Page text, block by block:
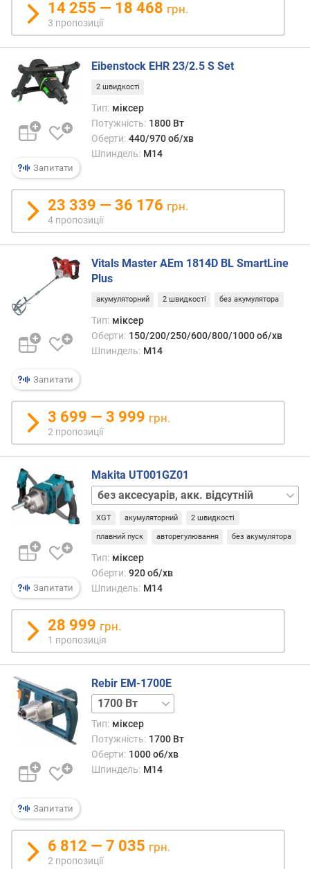
с
т
ь
(
к
.
с
)
о
р
и
с
у
і
с
ь
(
В
т
)
п
о
ж
в
а
а
п
т
і
с
т
В
т
р
і
в
е
14 255 — 18 468 грн.
3 пропозиції
Запитати
Eibenstock EHR 23/2.5 S Set
2 швидкості
Тип: міксер
Потужність: 1800 Вт
Оберти: 440/970 об/хв
Шпиндель: M14
23 339 — 36 176 грн.
4 пропозиції
Запитати
Vitals Master AEm 1814D BL SmartLine
Plus
акумуляторний 2 швидкості без акумулятора
Тип: міксер
Оберти: 150/200/250/600/800/1000 об/хв
Шпиндель: M14
3 699 — 3 999 грн.
2 пропозиції
Запитати
Makita UT001GZ01
насадка
для
змішування,
акк.
XGT акумуляторний 2 швидкості
плавний пуск авторегулювання без акумулятора
Тип: міксер
Оберти: 920 об/хв
Шпиндель: M14
28 999 грн.
1 пропозиція
Запитати
Rebir EM-1700E
1450 Вт
Тип: міксер
Потужність: 1700 Вт
Оберти: 1000 об/хв
Шпиндель: M14
6 812 — 7 035 грн.
2 пропозиції